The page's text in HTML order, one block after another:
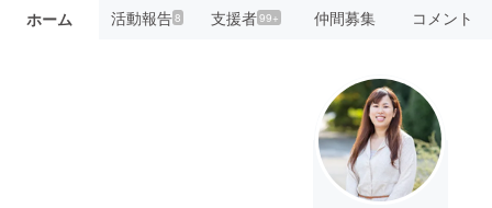
ホーム 活動報告8 支援者99+ 仲間募集 コメント